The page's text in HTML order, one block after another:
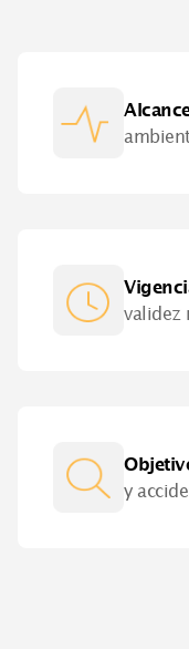
validez
y